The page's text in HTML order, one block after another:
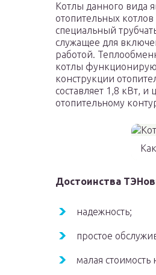
Котлы данного вида
отопительных
специальный
служащее для
работой.
котлы
конструкции
составляет 1,8 кВт,
отопительному
Достоинства
надежность;
простое
малая стоимость